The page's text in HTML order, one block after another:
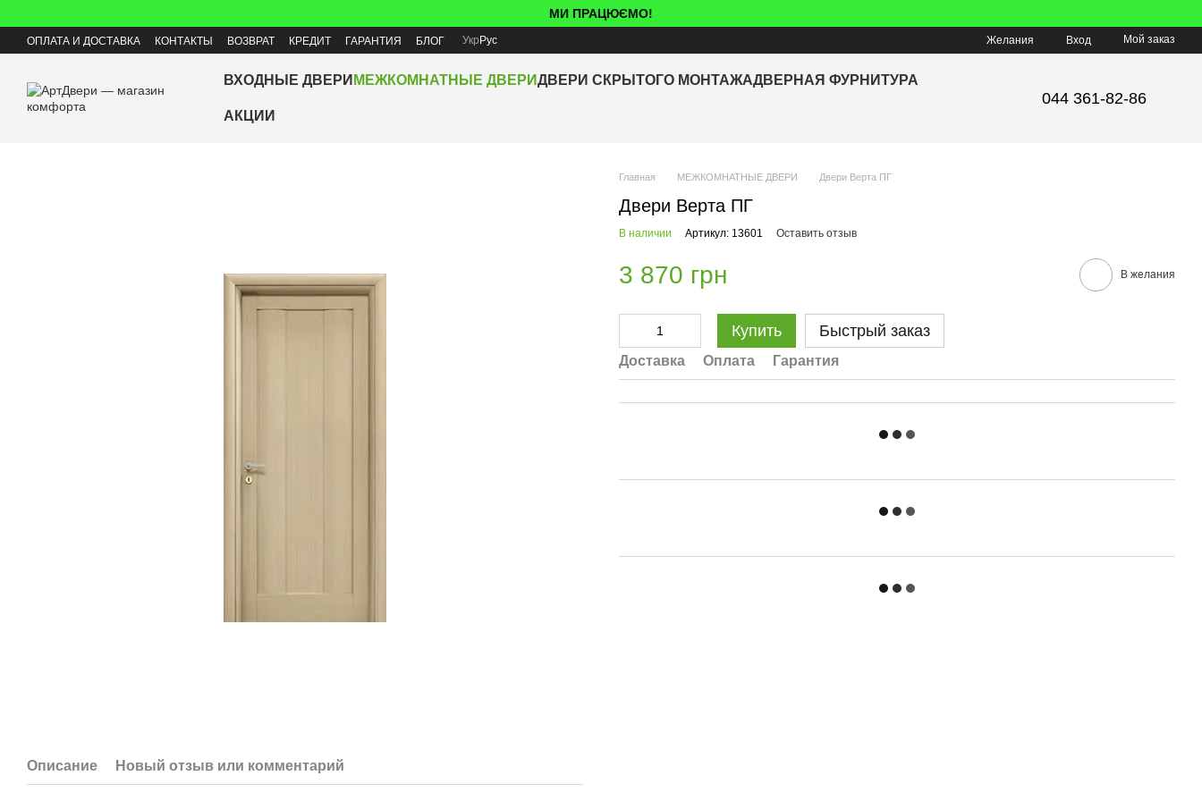
МИ ПРАЦЮЄМО!
ОПЛАТА И ДОСТАВКА КОНТАКТЫ ВОЗВРАТ КРЕДИТ ГАРАНТИЯ БЛОГ Укр Рус Желания Вход Мой заказ
ВХОДНЫЕ ДВЕРИ МЕЖКОМНАТНЫЕ ДВЕРИДВЕРИ СКРЫТОГО МОНТАЖАДВЕРНАЯ ФУРНИТУРА
АКЦИИ
044 361-82-86
Описание Новый отзыв или комментарий
Главная МЕЖКОМНАТНЫЕ ДВЕРИ Двери Верта ПГ
Двери Верта ПГ
В наличии Артикул: 13601 Оставить отзыв
3 870 грн В желания
Купить Быстрый заказ
Доставка Оплата Гарантия